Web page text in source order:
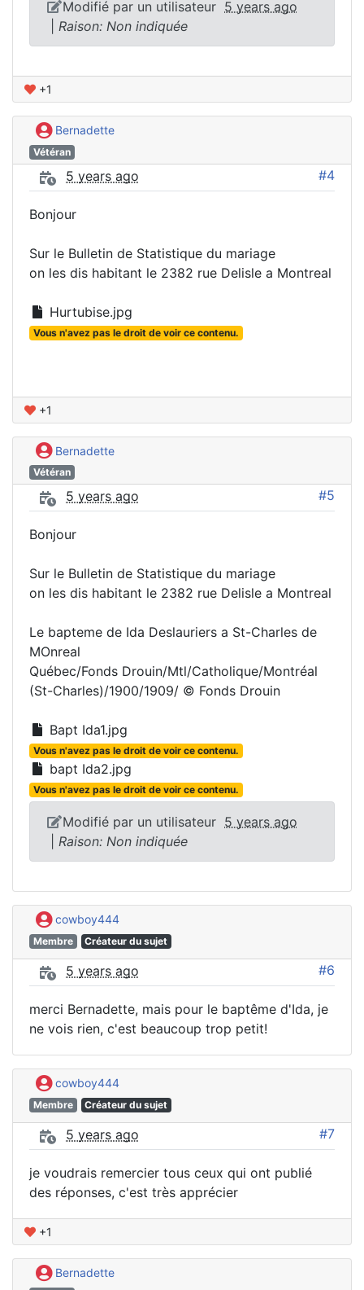
Modifié par un utilisateur 5 years ago
Raison: Non indiquée
+1
Bernadette
Vétéran
5 years ago #4
Bonjour
Sur le Bulletin de Statistique du mariage
on les dis habitant le 2382 rue Delisle a Montreal
Hurtubise.jpg
Vous n'avez pas le droit de voir ce contenu.
+1
Bernadette
Vétéran
5 years ago #5
Bonjour
Sur le Bulletin de Statistique du mariage
on les dis habitant le 2382 rue Delisle a Montreal
Le bapteme de Ida Deslauriers a St-Charles de
MOnreal
Québec/Fonds Drouin/Mtl/Catholique/Montréal
(St-Charles)/1900/1909/ © Fonds Drouin
Bapt Ida1.jpg
Vous n'avez pas le droit de voir ce contenu.
bapt Ida2.jpg
Vous n'avez pas le droit de voir ce contenu.
Modifié par un utilisateur 5 years ago
Raison: Non indiquée
cowboy444
Membre Créateur du sujet
5 years ago #6
merci Bernadette, mais pour le baptême d'Ida, je
ne vois rien, c'est beaucoup trop petit!
cowboy444
Membre Créateur du sujet
5 years ago #7
je voudrais remercier tous ceux qui ont publié
des réponses, c'est très apprécier
+1
Bernadette